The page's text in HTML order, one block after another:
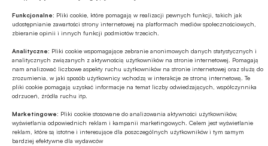
Funkcjonalne: Pliki cookie, które pomagają w realizacji pewnych funkcji, takich jak
udostępnianie zawartości strony internetowej na platformach mediów społecznościowych,
zbieranie opinii i innych funkcji podmiotów trzecich.
Analityczne: Pliki cookie wspomagające zebranie anonimowych danych statystycznych i
analitycznych związanych z aktywnością użytkowników na stronie internetowej. Pomagają
nam analizować liczbowe aspekty ruchu użytkowników na stronie internetowej oraz służą do
zrozumienia, w jaki sposób użytkownicy wchodzą w interakcje ze stroną internetową. Te
pliki cookie pomagają uzyskać informacje na temat liczby odwiedzających, współczynnika
odrzuceń, źródła ruchu itp.
Marketingowe: Pliki cookie stosowane do analizowania aktywności użytkowników,
wyświetlania odpowiednich reklam i kampanii marketingowych. Celem jest wyświetlanie
reklam, które są istotne i interesujące dla poszczególnych użytkowników i tym samym
bardziej efektywne dla wydawców
Poziom aktywów OFE w lipcu ’26
osiągnął rekordową wartość 354,9 mld
zł
ESG
Fale upałów nie są wyłącznie
problemem pogodowym – to istotne
ryzyko biznesowe
Minister finansów i gospodarki nie
wyklucza kolejnych po OKI propozycji